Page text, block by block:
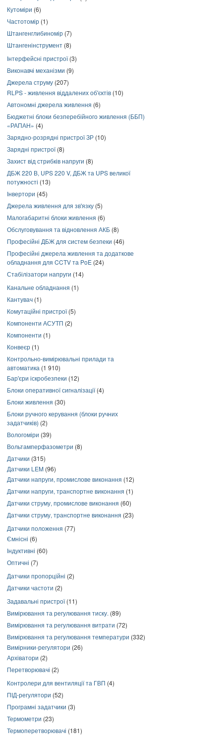
Кутоміри (6)
Частотомір (1)
Штангенглибиномір (7)
Штангенінструмент (8)
Інтерфейсні пристрої(3)
Виконавчі механізми (9)
Джерела струму (207)
RLPS - живлення віддалених об'єктів (10)
Автономні джерела живлення (6)
Бюджетні блоки безперебійного живлення (ББП)
«РАПАН» (4)
Зарядно-розрядні пристрої ЗР (10)
Зарядні пристрої(8)
Захист від стрибків напруги (8)
ДБЖ 220 В, UPS 220 V, ДБЖ та UPS великої
потужності (13)
Інвертори (45)
Джерела живлення для зв'язку (5)
Малогабаритні блоки живлення (6)
Обслуговування та відновлення АКБ (8)
Професійні ДБЖ для систем безпеки (46)
Професійні джерела живлення та додаткове
обладнання для CCTV та PoE (24)
Стабілізатори напруги (14)
Канальне обладнання (1)
Кантувач (1)
Комутаційні пристрої(5)
Компоненти АСУТП (2)
Компоненти (1)
Конвеєр (1)
Контрольно-вимірювальні прилади та
автоматика (1 910)
Бар'єри іскробезпеки (12)
Блоки оперативної сигналізації(4)
Блоки живлення (30)
Блоки ручного керування (блоки ручних
задатчиків) (2)
Вологоміри (39)
Вольтамперфазометри (8)
Датчики (315)
Датчики LEM (96)
Датчики напруги, промислове виконання (12)
Датчики напруги, транспортне виконання (1)
Датчики струму, промислове виконання (60)
Датчики струму, транспортне виконання (23)
Датчики положення (77)
Ємнісні (6)
Індуктивні (60)
Оптичні (7)
Датчики пропорційні (2)
Датчики частоти (2)
Задавальні пристрої(11)
Вимірювання та регулювання тиску. (89)
Вимірювання та регулювання витрати (72)
Вимірювання та регулювання температури (332)
Вимірники-регулятори (26)
Архіватори (2)
Перетворювачі (2)
Контролери для вентиляції та ГВП (4)
ПІД-регулятори (52)
Програмні задатчики (3)
Термометри (23)
Термоперетворювачі (181)